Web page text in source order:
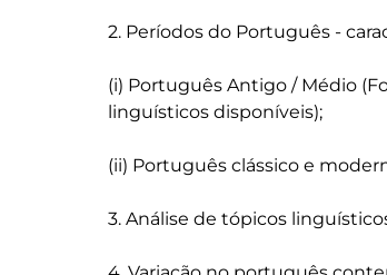
2. Períodos do Português -
(i) Português Antigo / Médio
linguísticos disponíveis);
(ii) Português clássico e
3. Análise de tópicos